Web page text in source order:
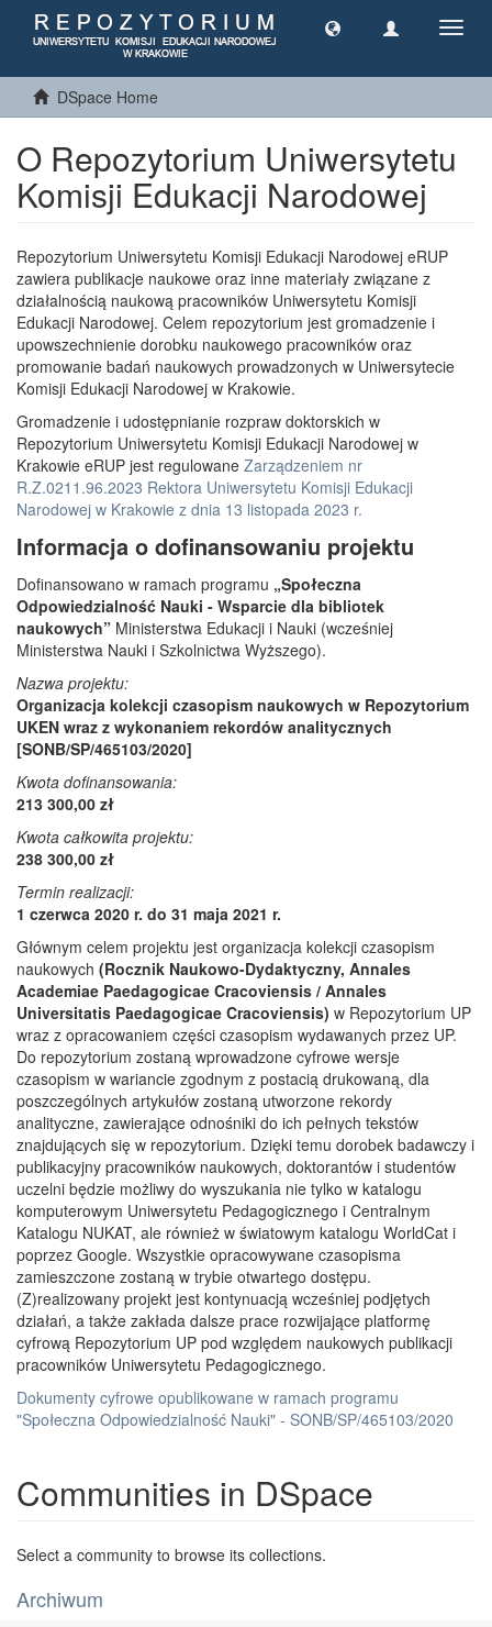
DSpace Home
O Repozytorium Uniwersytetu
Komisji Edukacji Narodowej
Repozytorium Uniwersytetu Komisji Edukacji Narodowej eRUP
zawiera publikacje naukowe oraz inne materiały związane z
działalnością naukową pracowników Uniwersytetu Komisji
Edukacji Narodowej. Celem repozytorium jest gromadzenie i
upowszechnienie dorobku naukowego pracowników oraz
promowanie badań naukowych prowadzonych w Uniwersytecie
Komisji Edukacji Narodowej w Krakowie.
Gromadzenie i udostępnianie rozpraw doktorskich w
Repozytorium Uniwersytetu Komisji Edukacji Narodowej w
Krakowie eRUP jest regulowane Zarządzeniem nr
R.Z.0211.96.2023 Rektora Uniwersytetu Komisji Edukacji
Narodowej w Krakowie z dnia 13 listopada 2023 r.
Informacja o dofinansowaniu projektu
Dofinansowano w ramach programu „Społeczna
Odpowiedzialność Nauki - Wsparcie dla bibliotek
naukowych” Ministerstwa Edukacji i Nauki (wcześniej
Ministerstwa Nauki i Szkolnictwa Wyższego).
Nazwa projektu:
Organizacja kolekcji czasopism naukowych w Repozytorium
UKEN wraz z wykonaniem rekordów analitycznych
[SONB/SP/465103/2020]
Kwota dofinansowania:
213 300,00 zł
Kwota całkowita projektu:
238 300,00 zł
Termin realizacji:
1 czerwca 2020 r. do 31 maja 2021 r.
Głównym celem projektu jest organizacja kolekcji czasopism
naukowych (Rocznik Naukowo-Dydaktyczny, Annales
Academiae Paedagogicae Cracoviensis / Annales
Universitatis Paedagogicae Cracoviensis) w Repozytorium UP
wraz z opracowaniem części czasopism wydawanych przez UP.
Do repozytorium zostaną wprowadzone cyfrowe wersje
czasopism w wariancie zgodnym z postacią drukowaną, dla
poszczególnych artykułów zostaną utworzone rekordy
analityczne, zawierające odnośniki do ich pełnych tekstów
znajdujących się w repozytorium. Dzięki temu dorobek badawczy i
publikacyjny pracowników naukowych, doktorantów i studentów
uczelni będzie możliwy do wyszukania nie tylko w katalogu
komputerowym Uniwersytetu Pedagogicznego i Centralnym
Katalogu NUKAT, ale również w światowym katalogu WorldCat i
poprzez Google. Wszystkie opracowywane czasopisma
zamieszczone zostaną w trybie otwartego dostępu.
(Z)realizowany projekt jest kontynuacją wcześniej podjętych
działań, a także zakłada dalsze prace rozwijające platformę
cyfrową Repozytorium UP pod względem naukowych publikacji
pracowników Uniwersytetu Pedagogicznego.
Dokumenty cyfrowe opublikowane w ramach programu
"Społeczna Odpowiedzialność Nauki" - SONB/SP/465103/2020
Communities in DSpace
Select a community to browse its collections.
Archiwum